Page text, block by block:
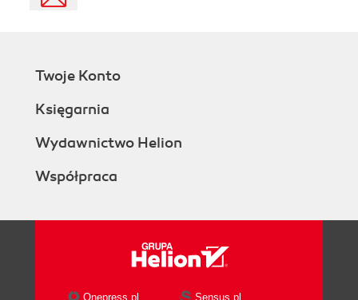
Twoje Konto
Księgarnia
Wydawnictwo Helion
Współpraca
Onepress.pl Sensus.pl